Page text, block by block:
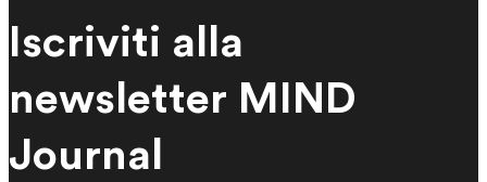
Iscriviti alla
newsletter MIND
Journal